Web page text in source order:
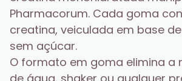
Pharmacorum. Cada goma
creatina, veiculada em base
sem açúcar.
O formato em goma elimina a